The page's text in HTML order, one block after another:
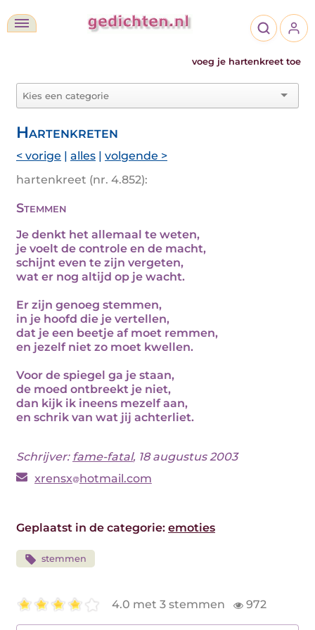
voeg je hartenkreet toe
Hartenkreten
< vorige | alles | volgende >
hartenkreet (nr. 4.852):
Stemmen
Je denkt het allemaal te weten,
je voelt de controle en de macht,
schijnt even te zijn vergeten,
wat er nog altijd op je wacht.
Er zijn genoeg stemmen,
in je hoofd die je vertellen,
dat je een beetje af moet remmen,
en jezelf niet zo moet kwellen.
Voor de spiegel ga je staan,
de moed ontbreekt je niet,
dan kijk ik ineens mezelf aan,
en schrik van wat jij achterliet.
Schrijver: fame-fatal, 18 augustus 2003
xrensx hotmail.com
Geplaatst in de categorie: emoties
stemmen
4.0 met 3 stemmen 972